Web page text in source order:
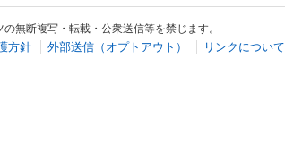
無断複写・転載・公衆送信等を禁じます。
方針 外部送信（オプトアウト） リンクについて